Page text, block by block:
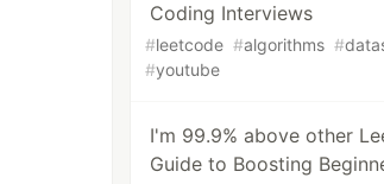
Coding Interviews
#leetcode #algorithms #
#youtube
I'm 99.9% above other
Guide to Boosting